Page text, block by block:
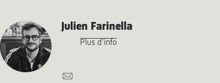
Julien Farinella
Plus d'info